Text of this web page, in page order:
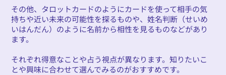
その他、タロットカードのようにカードを使って相手の気
持ちや近い未来の可能性を探るものや、姓名判断（せいめ
いはんだん）のように名前から相性を見るものなどがあり
ます。
それぞれ得意なことや占う視点が異なります。知りたいこ
とや興味に合わせて選んでみるのがおすすめです。